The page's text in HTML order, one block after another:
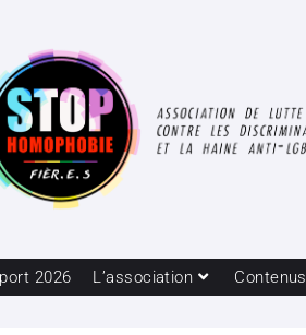
2026 L’association